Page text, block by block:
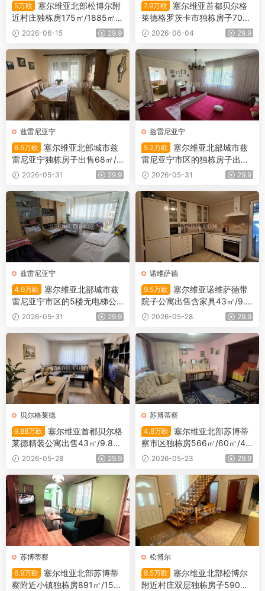
5万欧
塞尔维亚北部松博尔附
近村庄独栋房175㎡/1885㎡/5
万欧2026-06-15 29.9
7.9万欧
塞尔维亚首都贝尔格
莱德格罗茨卡市独栋房子700
㎡/51㎡/7.9万欧
2026-06-04 29.9
兹雷尼亚宁
6.5万欧
塞尔维亚北部城市兹
雷尼亚宁独栋房子出售68㎡/4
52㎡/6.5万欧
2026-05-31 29.9
兹雷尼亚宁
5.2万欧
塞尔维亚北部城市兹
雷尼亚宁市区的独栋房子出售1
01平米/5.2万欧
2026-05-31 29.9
兹雷尼亚宁
4.9万欧
塞尔维亚北部城市兹
雷尼亚宁市区的5楼无电梯公
寓出售
2026-05-31 29.9
诺维萨德
9.5万欧
塞尔维亚诺维萨德带
院子公寓出售含家具43㎡/9.5
万欧2026-05-28 29.9
贝尔格莱德
9.88万欧
塞尔维亚首都贝尔格
莱德精装公寓出售43㎡/9.88
万欧2026-05-28 29.9
苏博蒂察
4.8万欧
塞尔维亚北部苏博蒂
察市区独栋房566㎡/60㎡/4.8
万欧2026-05-23 29.9
苏博蒂察
6.9万欧
塞尔维亚北部苏博蒂
察附近小镇独栋房891㎡/153
松博尔
8.5万欧
塞尔维亚北部松博尔
附近村庄双层独栋房子590㎡/